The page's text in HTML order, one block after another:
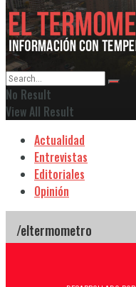
No Result
View All Result
Actualidad
Entrevistas
Editoriales
Opinión